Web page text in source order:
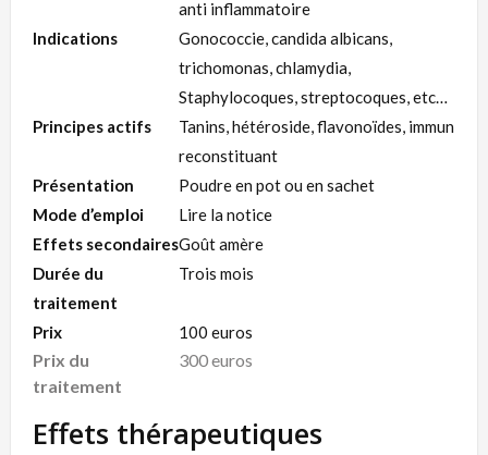
anti inflammatoire
Indications
Gonococcie, candida albicans,
trichomonas, chlamydia,
Staphylocoques, streptocoques, etc…
Principes actifs
Tanins, hétéroside, flavonoïdes, immun
reconstituant
Présentation
Poudre en pot ou en sachet
Mode d’emploi
Lire la notice
Effets secondairesGoût amère
Durée du
traitement
Trois mois
Prix
Prix du
traitement
100 euros
300 euros
Effets thérapeutiques